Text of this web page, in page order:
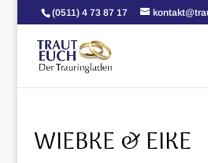
(0511) 4 73 87 17
WIEBKE & EIKE